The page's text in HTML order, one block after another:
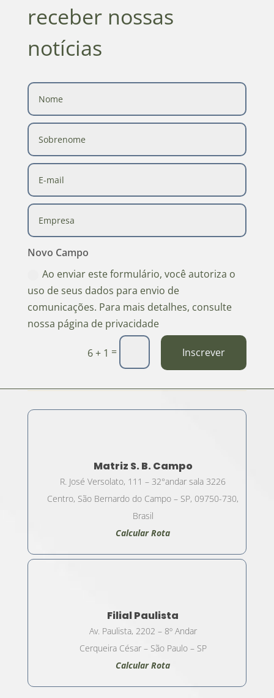
receber nossas
notícias
Novo Campo
Ao enviar este formulário, você autoriza o
uso de seus dados para envio de
comunicações. Para mais detalhes, consulte
nossa página de privacidade
6 + 1 = Inscrever
Matriz S. B. Campo
R. José Versolato, 111 – 32°andar sala 3226
Centro, São Bernardo do Campo – SP, 09750-730,
Brasil
Calcular Rota
Filial Paulista
Av. Paulista, 2202 – 8º Andar
Cerqueira César – São Paulo – SP
Calcular Rota